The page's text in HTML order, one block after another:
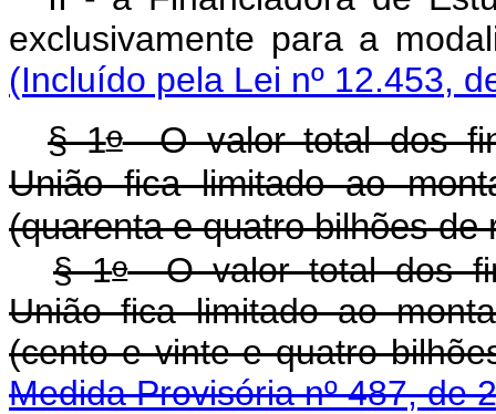
exclusivamente para a
(Incluído pela Lei nº 12.453,
§ 1oO valor total dos
União fica limitado ao
(quarenta e quatro bilhões de
§ 1oO valor total dos
União fica limitado ao
(cento e vinte e quatro
Medida Provisória nº 487, de